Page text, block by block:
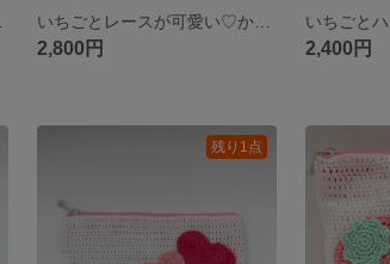
2,800円 2,400円
残り1点